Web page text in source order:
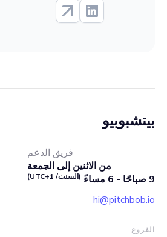
بيتشبوبيو
فريق الدعم
من الاثنين إلى الجمعة
9 صباحًا - 6 مساءً
(السنت/ UTC+1)
hi@pitchbob.io
الفروع